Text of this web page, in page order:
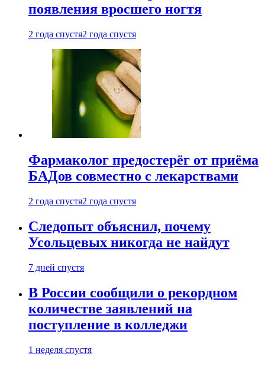
появления вросшего ногтя
2 года спустя2 года спустя
Фармаколог предостерёг от приёма
БАДов совместно с лекарствами
2 года спустя2 года спустя
Следопыт объяснил, почему
Усольцевых никогда не найдут
7 дней спустя
В России сообщили о рекордном
количестве заявлений на
поступление в колледжи
1 неделя спустя